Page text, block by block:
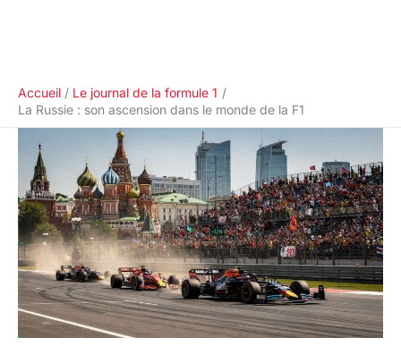
Accueil
Le journal de la formule 1
La Russie : son ascension dans le monde de la F1